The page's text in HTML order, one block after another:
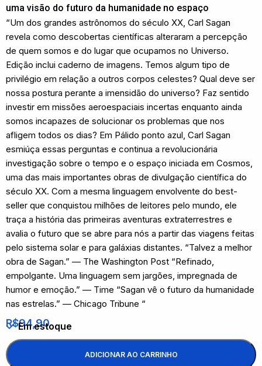
uma visão do futuro da humanidade no espaço
“Um dos grandes astrônomos do século XX, Carl Sagan
revela como descobertas científicas alteraram a percepção
de quem somos e do lugar que ocupamos no Universo.
Edição inclui caderno de imagens. Temos algum tipo de
privilégio em relação a outros corpos celestes? Qual deve ser
nossa postura perante a imensidão do universo? Faz sentido
investir em missões aeroespaciais incertas enquanto ainda
somos incapazes de solucionar os problemas que nos
afligem todos os dias? Em Pálido ponto azul, Carl Sagan
esmiúça essas perguntas e continua a revolucionária
investigação sobre o tempo e o espaço iniciada em Cosmos,
uma das mais importantes obras de divulgação científica do
século XX. Com a mesma linguagem envolvente do best-
seller que conquistou milhões de leitores pelo mundo, ele
traça a história das primeiras aventuras extraterrestres e
avalia o futuro que se abre para nós a partir das viagens feitas
pelo sistema solar e para galáxias distantes. “Talvez a melhor
obra de Sagan.” — The Washington Post “Refinado,
empolgante. Uma linguagem sem jargões, impregnada de
humor e emoção.” — Time “Sagan vê o futuro da humanidade
nas estrelas.” — Chicago Tribune “
R$94,90
Em estoque
ADICIONAR AO CARRINHO